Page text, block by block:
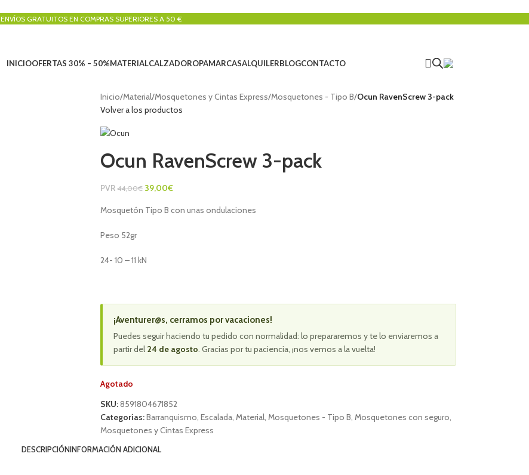
ENVÍOS GRATUITOS EN COMPRAS SUPERIORES A 50 €
INICIOOFERTAS 30% – 50%MATERIALCALZADOROPAMARCASALQUILERBLOGCONTACTO
Inicio/Material/Mosquetones y Cintas Express/Mosquetones - Tipo B/Ocun RavenScrew 3-pack
Volver a los productos
Ocun RavenScrew 3-pack
PVR 44,00€ 39,00€
Mosquetón Tipo B con unas ondulaciones
Peso 52gr
24- 10 – 11 kN
¡Aventurer@s, cerramos por vacaciones!
Puedes seguir haciendo tu pedido con normalidad: lo prepararemos y te lo enviaremos a
partir del 24 de agosto . Gracias por tu paciencia, ¡nos vemos a la vuelta!
Agotado
SKU:8591804671852
Categorías:Barranquismo Escalada, Material, Mosquetones - Tipo B Mosquetones con seguro
Mosquetones y Cintas Express
DESCRIPCIÓNINFORMACIÓN ADICIONAL